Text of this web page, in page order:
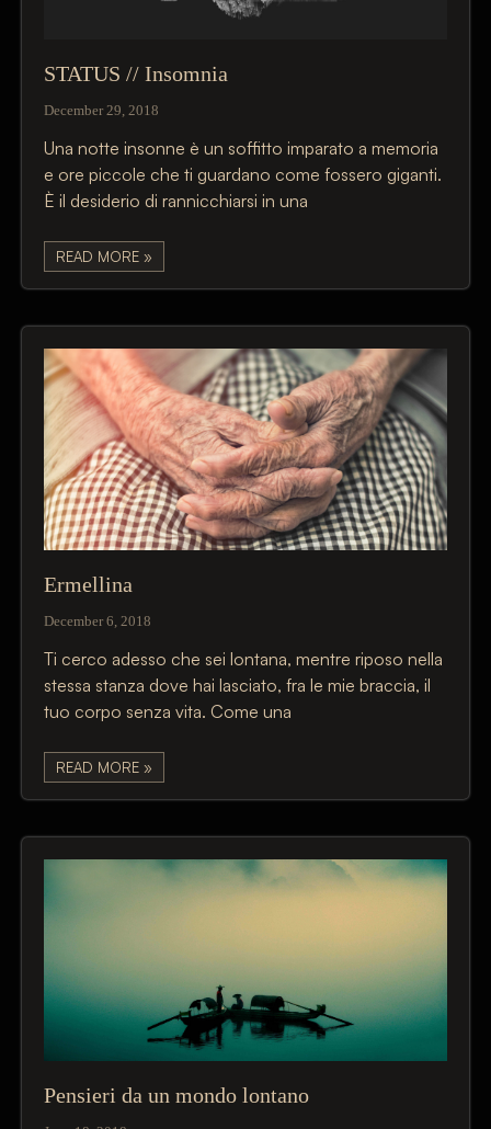
STATUS // Insomnia
December 29, 2018
Una notte insonne è un soffitto imparato a memoria
e ore piccole che ti guardano come fossero giganti.
È il desiderio di rannicchiarsi in una
READ MORE »
Ermellina
December 6, 2018
Ti cerco adesso che sei lontana, mentre riposo nella
stessa stanza dove hai lasciato, fra le mie braccia, il
tuo corpo senza vita. Come una
READ MORE »
Pensieri da un mondo lontano